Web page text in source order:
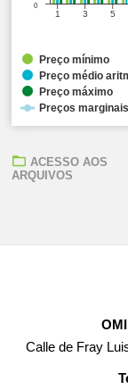
1 3 5
0
Preço mínimo
Preço médio
Preço máximo
Preços
ACESSO AOS
ARQUIVOS
Calle de Fray